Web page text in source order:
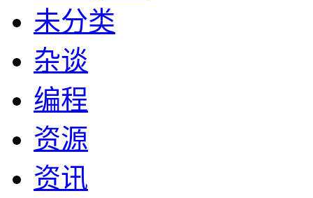
未分类
杂谈
编程
资源
资讯